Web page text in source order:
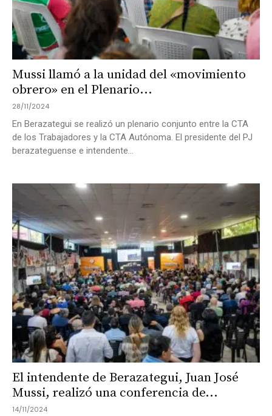
Mussi llamó a la unidad del «movimiento
obrero» en el Plenario...
28/11/2024
En Berazategui se realizó un plenario conjunto entre la CTA
de los Trabajadores y la CTA Autónoma. El presidente del PJ
berazateguense e intendente...
El intendente de Berazategui, Juan José
Mussi, realizó una conferencia de...
14/11/2024